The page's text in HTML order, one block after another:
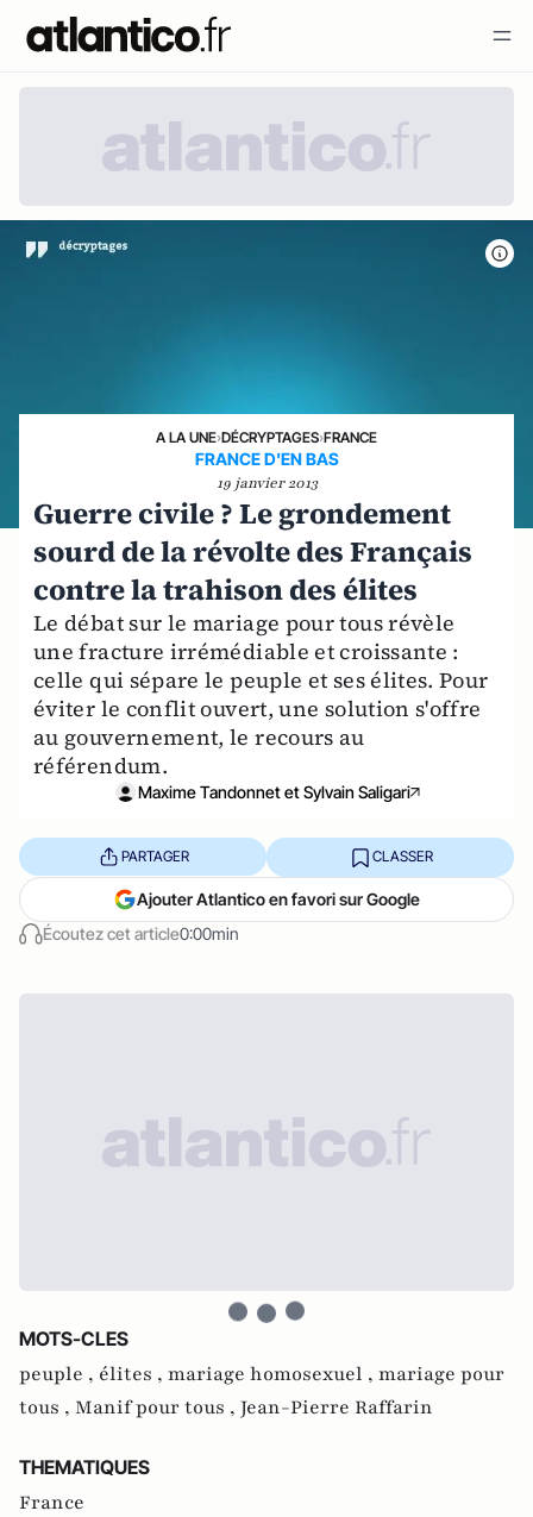
A LA UNE›DÉCRYPTAGES›FRANCE
FRANCE D'EN BAS
19 janvier 2013
Guerre civile ? Le grondement
sourd de la révolte des Français
contre la trahison des élites
Le débat sur le mariage pour tous révèle
une fracture irrémédiable et croissante :
celle qui sépare le peuple et ses élites. Pour
éviter le conflit ouvert, une solution s'offre
au gouvernement, le recours au
référendum.
Maxime Tandonnet et Sylvain Saligari
Écoutez cet article0:00min
PARTAGER CLASSER
Ajouter Atlantico en favori sur Google
MOTS-CLES
peuple , élites , mariage homosexuel , mariage pour
tous , Manif pour tous , Jean-Pierre Raffarin
THEMATIQUES
France